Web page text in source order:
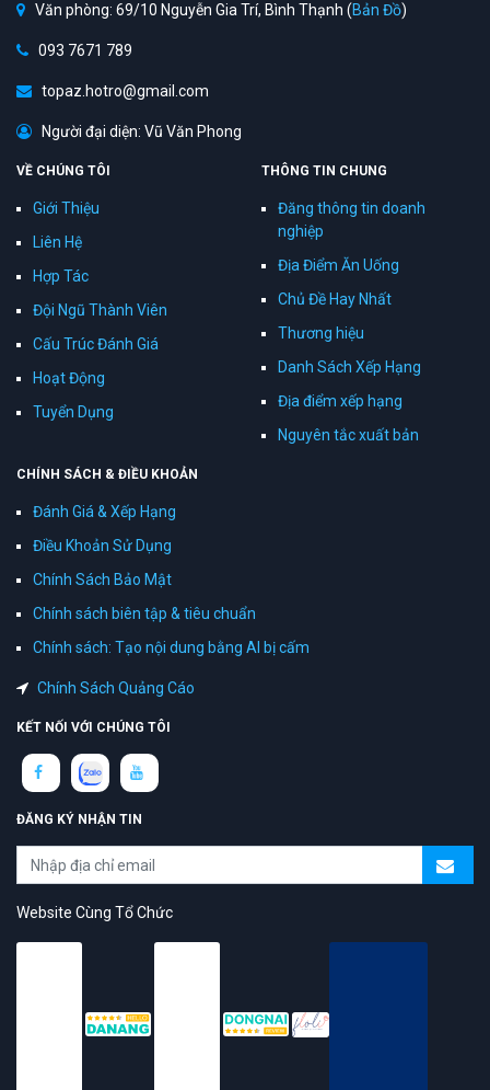
Văn phòng: 69/10 Nguyễn Gia Trí, Bình Thạnh (Bản Đồ)
093 7671 789
topaz.hotro@gmail.com
Người đại diện: Vũ Văn Phong
VỀ CHÚNG TÔI
Giới Thiệu
Liên Hệ
Hợp Tác
Đội Ngũ Thành Viên
Cấu Trúc Đánh Giá
Hoạt Động
Tuyển Dụng
THÔNG TIN CHUNG
Đăng thông tin doanh
nghiệp
Địa Điểm Ăn Uống
Chủ Đề Hay Nhất
Thương hiệu
Danh Sách Xếp Hạng
Địa điểm xếp hạng
Nguyên tắc xuất bản
CHÍNH SÁCH & ĐIỀU KHOẢN
Đánh Giá & Xếp Hạng
Điều Khoản Sử Dụng
Chính Sách Bảo Mật
Chính sách biên tập & tiêu chuẩn
Chính sách: Tạo nội dung bằng AI bị cấm
Chính Sách Quảng Cáo
KẾT NỐI VỚI CHÚNG TÔI
ĐĂNG KÝ NHẬN TIN
Website Cùng Tổ Chức
topAZ Review vinh dự được người dùng bình chọn là nền tảng có
trải nghiệm tốt & chất lượng